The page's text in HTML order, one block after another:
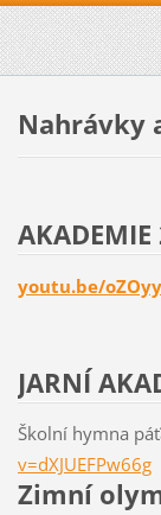
Nahrávky
youtu.be/
JARNÍ
Školní hymna
v=dXJUEFPw66g
Zimní